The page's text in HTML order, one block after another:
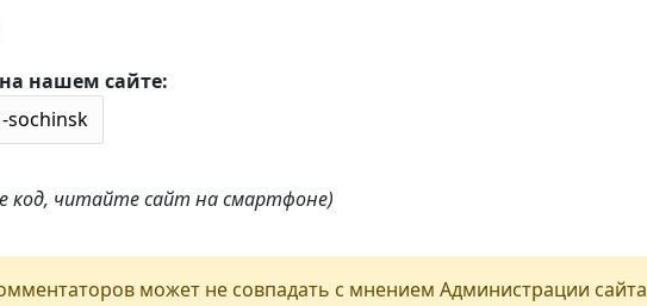
нашем сайте:
код, читайте сайт на смартфоне)
может не совпадать с мнением Администрации сайта